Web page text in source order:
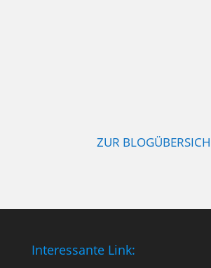
ZUR
Interessante Link: